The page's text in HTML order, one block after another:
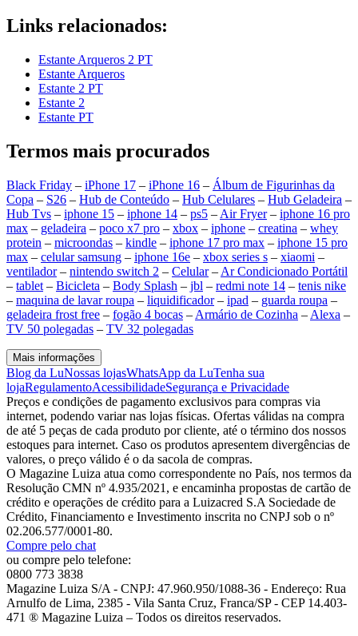
Links relacionados:
Estante Arqueros 2 PT
Estante Arqueros
Estante 2 PT
Estante 2
Estante PT
Termos mais procurados
Black Friday – iPhone 17 – iPhone 16 – Álbum de Figurinhas da
Copa – S26 – Hub de Conteúdo – Hub Celulares – Hub Geladeira –
Hub Tvs – iphone 15 – iphone 14 – ps5 – Air Fryer– iphone 16 pro
max – geladeira – poco x7 pro – xbox – iphone – creatina – whey
protein – microondas – kindle – iphone 17 pro max – iphone 15 pro
max – celular samsung – iphone 16e – xbox series s – xiaomi –
ventilador– nintendo switch 2 – Celular– Ar Condicionado Portátil
– tablet – Bicicleta – Body Splash – jbl – redmi note 14 – tenis nike
– maquina de lavar roupa – liquidificador– ipad – guarda roupa –
geladeira frost free – fogão 4 bocas – Armário de Cozinha – Alexa –
TV 50 polegadas – TV 32 polegadas
Mais informações
Blog da LuNossas lojasWhatsApp da LuTenha sua
lojaRegulamentoAcessibilidadeSegurança e Privacidade
Preços e condições de pagamento exclusivos para compras via
internet, podendo variar nas lojas físicas. Ofertas válidas na compra
de até 5 peças de cada produto por cliente, até o término dos nossos
estoques para internet. Caso os produtos apresentem divergências de
valores, o preço válido é o da sacola de compras.
O Magazine Luiza atua como correspondente no País, nos termos da
Resolução CMN nº 4.935/2021, e encaminha propostas de cartão de
crédito e operações de crédito para a Luizacred S.A Sociedade de
Crédito, Financiamento e Investimento inscrita no CNPJ sob o nº
02.206.577/0001-80.
Compre pelo chat
ou compre pelo telefone:
0800 773 3838
Magazine Luiza S/A - CNPJ: 47.960.950/1088-36 - Endereço: Rua
Arnulfo de Lima, 2385 - Vila Santa Cruz, Franca/SP - CEP 14.403-
471 ® Magazine Luiza – Todos os direitos reservados.